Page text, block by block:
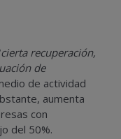
cierta recuperación,
de
de actividad
aumenta
con
del 50%.